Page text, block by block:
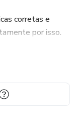
corretas e
por isso.